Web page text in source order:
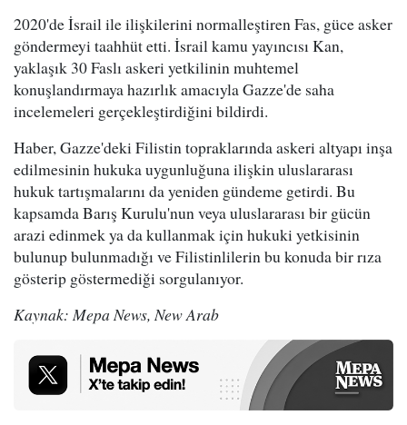
2020'de İsrail ile ilişkilerini normalleştiren Fas, güce asker
göndermeyi taahhüt etti. İsrail kamu yayıncısı Kan,
yaklaşık 30 Faslı askeri yetkilinin muhtemel
konuşlandırmaya hazırlık amacıyla Gazze'de saha
incelemeleri gerçekleştirdiğini bildirdi.
Haber, Gazze'deki Filistin topraklarında askeri altyapı inşa
edilmesinin hukuka uygunluğuna ilişkin uluslararası
hukuk tartışmalarını da yeniden gündeme getirdi. Bu
kapsamda Barış Kurulu'nun veya uluslararası bir gücün
arazi edinmek ya da kullanmak için hukuki yetkisinin
bulunup bulunmadığı ve Filistinlilerin bu konuda bir rıza
gösterip göstermediği sorgulanıyor.
Kaynak: Mepa News, New Arab